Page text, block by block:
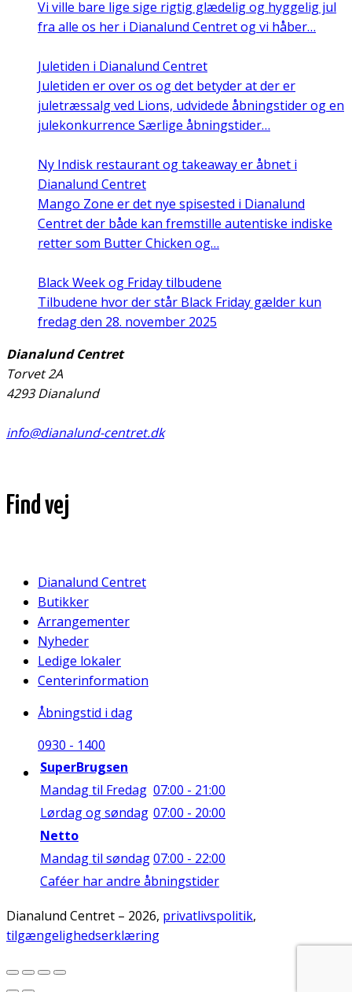
Vi ville bare lige sige rigtig glædelig og hyggelig jul
fra alle os her i Dianalund Centret og vi håber…
Juletiden i Dianalund Centret
Juletiden er over os og det betyder at der er
juletræssalg ved Lions, udvidede åbningstider og en
julekonkurrence Særlige åbningstider…
Ny Indisk restaurant og takeaway er åbnet i
Dianalund Centret
Mango Zone er det nye spisested i Dianalund
Centret der både kan fremstille autentiske indiske
retter som Butter Chicken og…
Black Week og Friday tilbudene
Tilbudene hvor der står Black Friday gælder kun
fredag den 28. november 2025
Dianalund Centret
Torvet 2A
4293 Dianalund
info@dianalund-centret.dk
Find vej
Dianalund Centret
Butikker
Arrangementer
Nyheder
Ledige lokaler
Centerinformation
Åbningstid i dag
0930 - 1400
SuperBrugsen
Mandag til Fredag 07:00 - 21:00
Lørdag og søndag 07:00 - 20:00
Netto
Mandag til søndag07:00 - 22:00
Caféer har andre åbningstider
Dianalund Centret – 2026, privatlivspolitik,
tilgængelighedserklæring